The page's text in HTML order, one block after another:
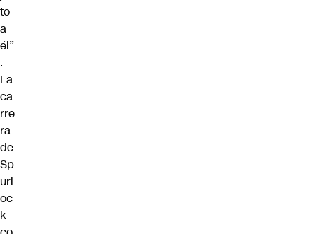
to
a
él”
.
La
ca
rre
ra
de
Sp
url
oc
k